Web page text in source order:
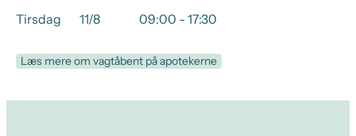
Tirsdag
11/8 09:00 - 17:30
Læs mere om vagtåbent på apotekerne